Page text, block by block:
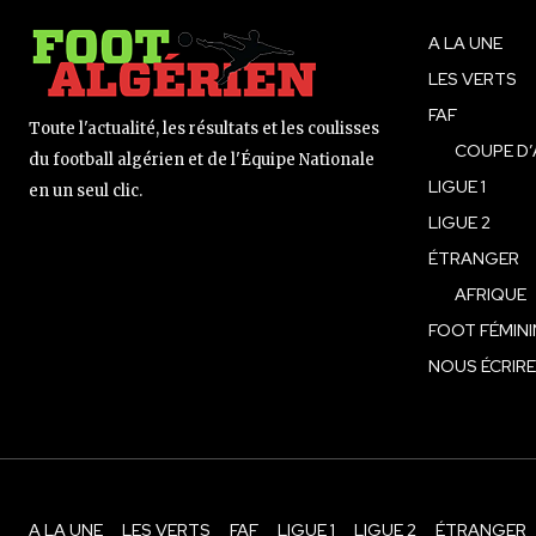
Toute l'actualité, les résultats et les coulisses
du football algérien et de l'Équipe Nationale
en un seul clic.
A LA UNE
LES VERTS
FAF
COUPE
LIGUE 1
LIGUE 2
ÉTRANGER
AFRIQUE
FOOT
NOUS ÉCRIRE
A LA UNE LES VERTS FAF LIGUE 1 LIGUE 2 ÉTRANGER